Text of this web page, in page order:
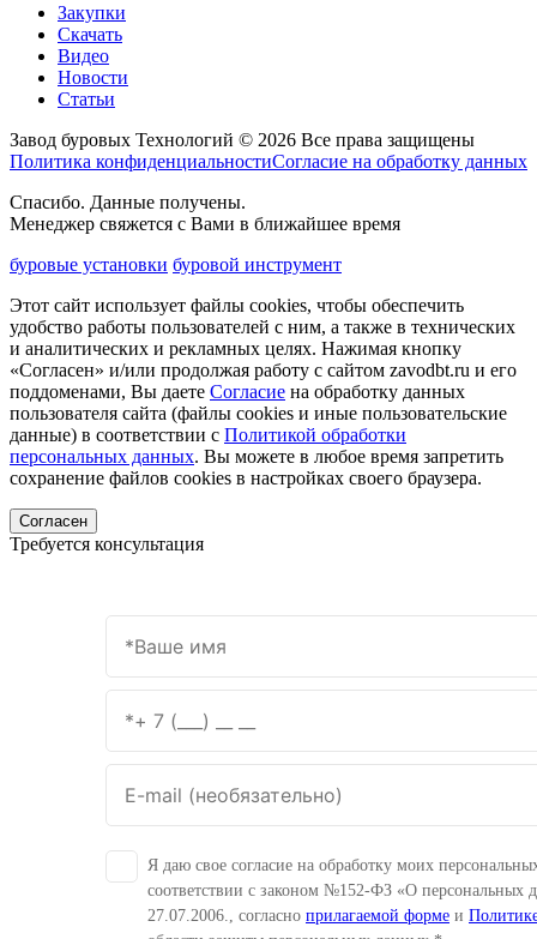
Закупки
Скачать
Видео
Новости
Статьи
Завод буровых Технологий © 2026 Все права защищены
Политика конфиденциальностиСогласие на обработку данных
Спасибо. Данные получены.
Менеджер свяжется с Вами в ближайшее время
буровые установки буровой инструмент
Этот сайт использует файлы cookies, чтобы обеспечить
удобство работы пользователей с ним, а также в технических
и аналитических и рекламных целях. Нажимая кнопку
«Согласен» и/или продолжая работу с сайтом zavodbt.ru и его
поддоменами, Вы даете Согласие на обработку данных
пользователя сайта (файлы cookies и иные пользовательские
данные) в соответствии с Политикой обработки
персональных данных. Вы можете в любое время запретить
сохранение файлов cookies в настройках своего браузера.
Согласен
Требуется консультация
Я даю свое согласие на обработку моих
соответствии с законом №152-ФЗ «О персональных
27.07.2006., согласно прилагаемой форме и